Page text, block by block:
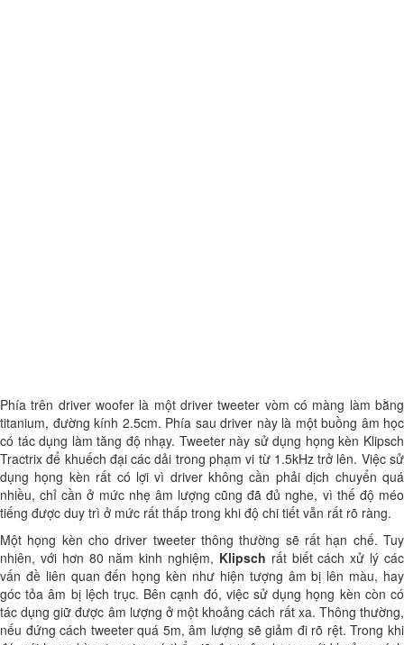
Phía trên driver woofer là một driver tweeter vòm có màng làm bằng
titanium, đường kính 2.5cm. Phía sau driver này là một buồng âm học
có tác dụng làm tăng độ nhạy. Tweeter này sử dụng họng kèn Klipsch
Tractrix để khuếch đại các dải trong phạm vi từ 1.5kHz trở lên. Việc sử
dụng họng kèn rất có lợi vì driver không cần phải dịch chuyển quá
nhiều, chỉ cần ở mức nhẹ âm lượng cũng đã đủ nghe, vì thế độ méo
tiếng được duy trì ở mức rất thấp trong khi độ chi tiết vẫn rất rõ ràng.
Một họng kèn cho driver tweeter thông thường sẽ rất hạn chế. Tuy
nhiên, với hơn 80 năm kinh nghiệm, Klipsch rất biết cách xử lý các
vấn đề liên quan đến họng kèn như hiện tượng âm bị lên màu, hay
góc tỏa âm bị lệch trục. Bên cạnh đó, việc sử dụng họng kèn còn có
tác dụng giữ được âm lượng ở một khoảng cách rất xa. Thông thường,
nếu đứng cách tweeter quá 5m, âm lượng sẽ giảm đi rõ rệt. Trong khi